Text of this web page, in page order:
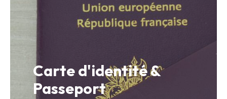
Carte d'identité &
Passeport